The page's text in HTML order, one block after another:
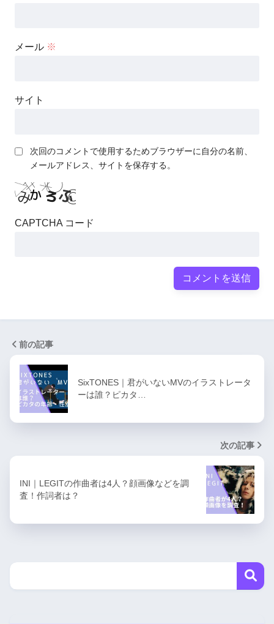
メール ※
サイト
次回のコメントで使用するためブラウザーに自分の名前、
メールアドレス、サイトを保存する。
CAPTCHA コード
前の記事
SixTONES｜君がいないMVのイラストレータ
ーは誰？ピカタ…
次の記事
INI｜LEGITの作曲者は4人？顔画像などを調
査！作詞者は？